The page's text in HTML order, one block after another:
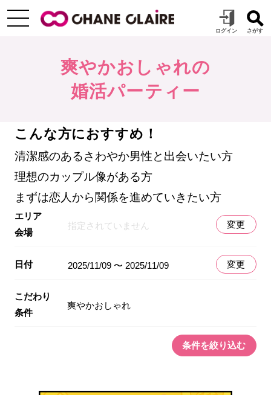
爽やかおしゃれの
婚活パーティー
こんな方におすすめ！
清潔感のあるさわやか男性と出会いたい方
理想のカップル像がある方
まずは恋人から関係を進めていきたい方
エリア
会場
指定されていません 変更
日付 2025/11/09 〜 2025/11/09 変更
こだわり
条件
爽やかおしゃれ
条件を絞り込む